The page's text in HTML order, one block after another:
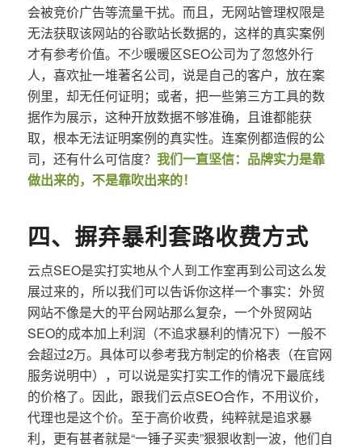
会被竞价广告等流量干扰。而且，无网站管理权限是
无法获取该网站的谷歌站长数据的，这样的真实案例
才有参考价值。不少暖暖区SEO公司为了忽悠外行
人，喜欢扯一堆著名公司，说是自己的客户，放在案
例里，却无任何证明；或者，把一些第三方工具的数
据作为展示，这种开放数据不够准确，且谁都能获
取，根本无法证明案例的真实性。连案例都造假的公
司，还有什么可信度？ 我们一直坚信：品牌实力是靠
做出来的，不是靠吹出来的！
四、摒弃暴利套路收费方式
云点SEO是实打实地从个人到工作室再到公司这么发
展过来的，所以我们可以告诉你这样一个事实：外贸
网站不像是大的平台网站那么复杂，一个外贸网站
SEO的成本加上利润（不追求暴利的情况下）一般不
会超过2万。具体可以参考我方制定的价格表（在官网
服务说明中），可以说是实打实工作的情况下最底线
的价格了。因此，跟我们云点SEO合作，不用议价，
代理也是这个价。至于高价收费，纯粹就是追求暴
利，更有甚者就是“一锤子买卖”狠狠收割一波，他们自